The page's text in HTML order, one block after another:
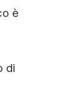
è
di